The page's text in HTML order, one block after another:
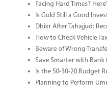
Facing Hard Times?
Is Gold Still a Good
Dhikr After Tahajjud:
How to Check Vehicle
Beware of Wrong
Save Smarter with Bank
Is the 50-30-20 Budget
Planning to Perform